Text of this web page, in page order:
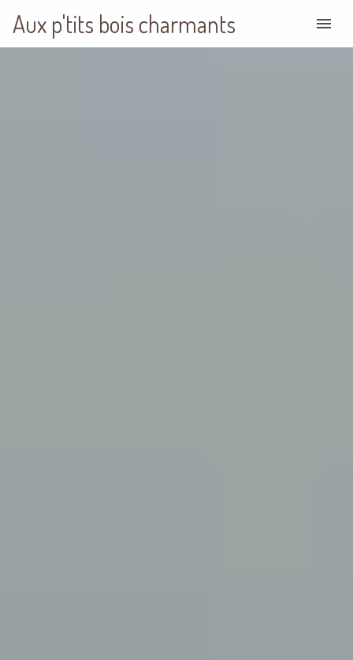
Aux p'tits bois charmants